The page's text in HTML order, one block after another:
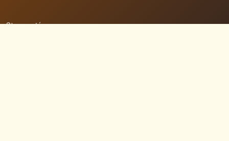
Strona główna